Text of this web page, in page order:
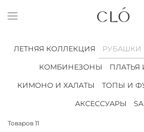
ЛЕТНЯЯ КОЛЛЕКЦИЯ РУБАШКИ
КОМБИНЕЗОНЫ
ПЛАТЬЯ
КИМОНО И ХАЛАТЫ
ТОПЫ И
АКСЕССУАРЫ
Товаров 11